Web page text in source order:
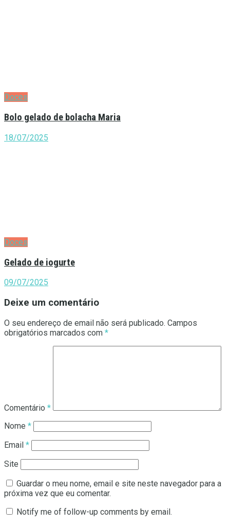
Doces
Bolo gelado de bolacha Maria
18/07/2025
Doces
Gelado de iogurte
09/07/2025
Deixe um comentário
O seu endereço de email não será publicado. Campos
obrigatórios marcados com *
Comentário *
Nome *
Email *
Site
Guardar o meu nome, email e site neste navegador para a
próxima vez que eu comentar.
Notify me of follow-up comments by email.